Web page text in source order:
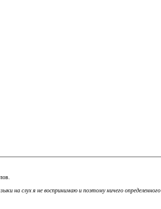
на слух я не воспринимаю и поэтому ничего определенного